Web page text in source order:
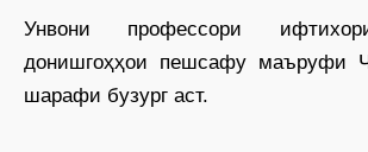
Унвони профессори
донишгоҳҳои пешсафу маъруфи
шарафи бузург аст.